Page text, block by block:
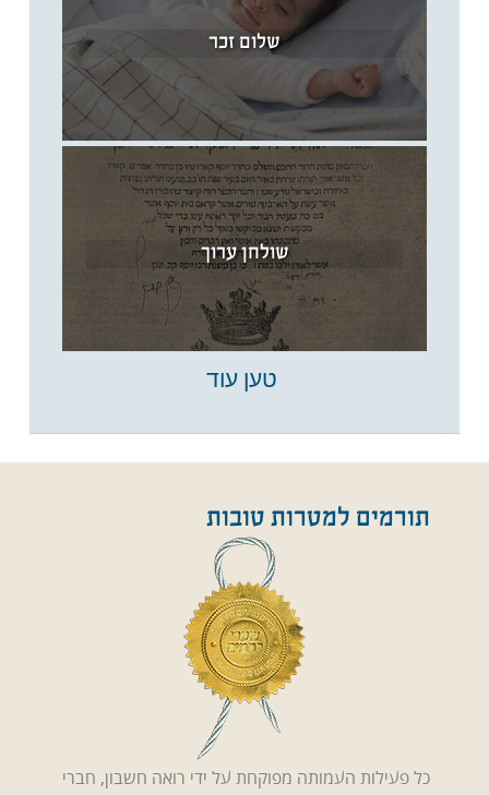
שלום זכר
שולחן ערוך
טען עוד
תורמים למטרות טובות
כל פעילות העמותה מפוקחת על ידי רואה חשבון, חברי